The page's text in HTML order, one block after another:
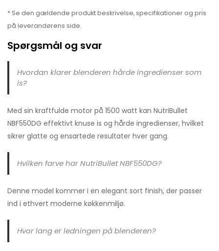
* Se den gældende produkt beskrivelse, specifikationer og pris
på leverandørens side.
Spørgsmål og svar
Hvordan klarer blenderen hårde ingredienser som
is?
Med sin kraftfulde motor på 1500 watt kan NutriBullet
NBF550DG effektivt knuse is og hårde ingredienser, hvilket
sikrer glatte og ensartede resultater hver gang.
Hvilken farve har NutriBullet NBF550DG?
Denne model kommer i en elegant sort finish, der passer
ind i ethvert moderne køkkenmiljø.
Hvor lang er ledningen på blenderen?